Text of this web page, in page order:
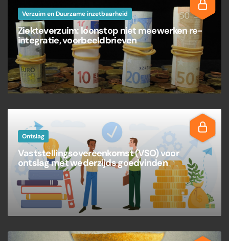
Verzuim en Duurzame inzetbaarheid
Ziekteverzuim: loonstop niet meewerken re-
integratie, voorbeeldbrieven
Ontslag
Vaststellingsovereenkomst (VSO) voor
ontslag met wederzijds goedvinden